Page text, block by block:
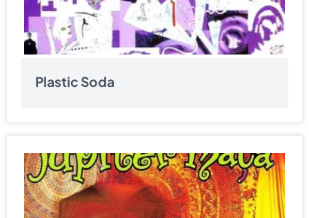
Plastic Soda